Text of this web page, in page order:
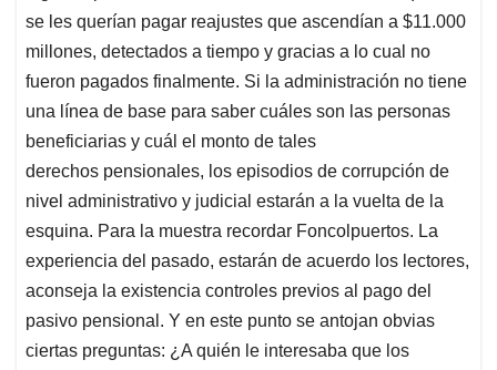
se les querían pagar reajustes que ascendían a $11.000
millones, detectados a tiempo y gracias a lo cual no
fueron pagados finalmente. Si la administración no tiene
una línea de base para saber cuáles son las personas
beneficiarias y cuál el monto de tales
derechos pensionales, los episodios de corrupción de
nivel administrativo y judicial estarán a la vuelta de la
esquina. Para la muestra recordar Foncolpuertos. La
experiencia del pasado, estarán de acuerdo los lectores,
aconseja la existencia controles previos al pago del
pasivo pensional. Y en este punto se antojan obvias
ciertas preguntas: ¿A quién le interesaba que los